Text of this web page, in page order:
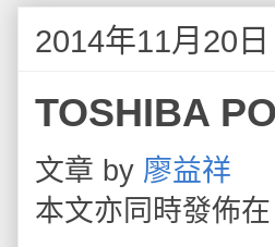
2014年11月20日
TOSHIBA
文章 by 廖益祥
本文亦同時發佈在